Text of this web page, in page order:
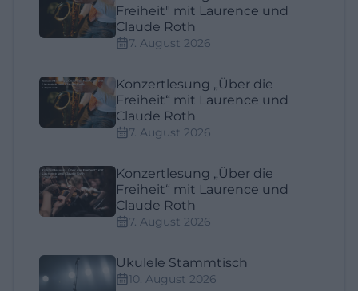
Freiheit" mit Laurence und
Claude Roth
7. August 2026
Konzertlesung „Über die
Freiheit“ mit Laurence und
Claude Roth
7. August 2026
Konzertlesung „Über die
Freiheit“ mit Laurence und
Claude Roth
7. August 2026
Ukulele Stammtisch
10. August 2026